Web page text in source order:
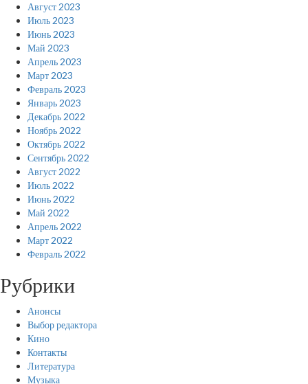
Август 2023
Июль 2023
Июнь 2023
Май 2023
Апрель 2023
Март 2023
Февраль 2023
Январь 2023
Декабрь 2022
Ноябрь 2022
Октябрь 2022
Сентябрь 2022
Август 2022
Июль 2022
Июнь 2022
Май 2022
Апрель 2022
Март 2022
Февраль 2022
Рубрики
Анонсы
Выбор редактора
Кино
Контакты
Литература
Музыка